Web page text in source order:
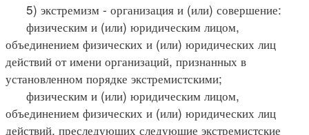
5) экстремизм - организация и (или) совершение:
физическим и (или) юридическим лицом,
объединением физических и (или) юридических лиц
действий от имени организаций, признанных в
установленном порядке экстремистскими;
физическим и (или) юридическим лицом,
объединением физических и (или) юридических лиц
действий, преследующих следующие экстремистские